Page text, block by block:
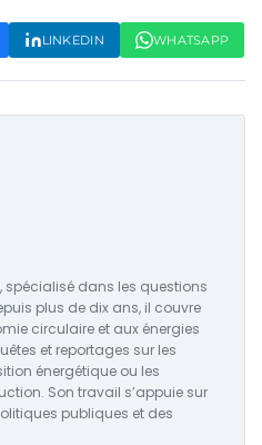
LINKEDIN WHATSAPP
spécialisé dans les questions
plus de dix ans, il couvre
circulaire et aux énergies
et reportages sur les
énergétique ou les
Son travail s’appuie sur
publiques et des